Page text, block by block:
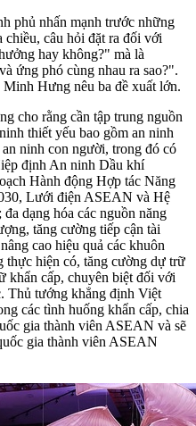
phủ nhấn mạnh trước những
chiều, câu hỏi đặt ra đối với
hay không?" mà là
ứng phó cùng nhau ra sao?".
Hưng nêu ba đề xuất lớn.
cho rằng cần tập trung nguồn
thiết yếu bao gồm an ninh
ninh con người, trong đó có
định An ninh Dầu khí
Hành động Hợp tác Năng
Lưới điện ASEAN và Hệ
dạng hóa các nguồn năng
tăng cường tiếp cận tài
cao hiệu quả các khuôn
thực hiện có, tăng cường dự trữ
khẩn cấp, chuyên biệt đối với
Thủ tướng khẳng định Việt
các tình huống khẩn cấp, chia
gia thành viên ASEAN và sẽ
gia thành viên ASEAN